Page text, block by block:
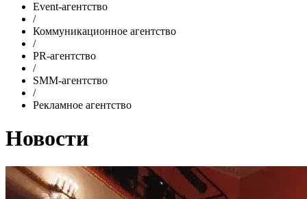
Event-агентство
/
Коммуникационное агентство
/
PR-агентство
/
SMM-агентство
/
Рекламное агентство
Новости